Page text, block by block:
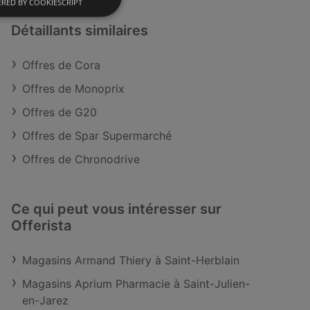
Détaillants similaires
Offres de Cora
Offres de Monoprix
Offres de G20
Offres de Spar Supermarché
Offres de Chronodrive
Ce qui peut vous intéresser sur
Offerista
Magasins Armand Thiery à Saint-Herblain
Magasins Aprium Pharmacie à Saint-Julien-
en-Jarez
BY COOKIESCRIPT